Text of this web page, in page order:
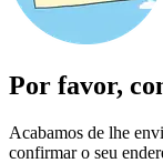
Por favor,
Acabamos de lhe
confirmar o seu